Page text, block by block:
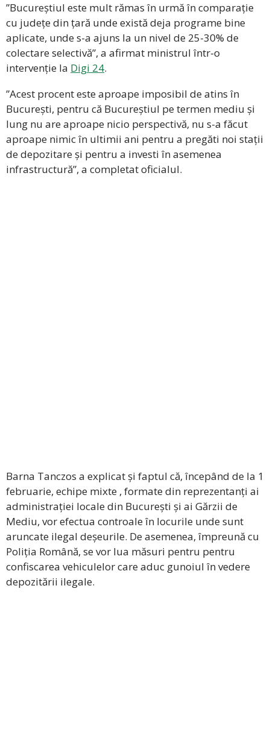
”Bucureștiul este mult rămas în urmă în comparație
cu județe din țară unde există deja programe bine
aplicate, unde s-a ajuns la un nivel de 25-30% de
colectare selectivă”, a afirmat ministrul într-o
intervenție la Digi 24.
”Acest procent este aproape imposibil de atins în
București, pentru că Bucureștiul pe termen mediu și
lung nu are aproape nicio perspectivă, nu s-a făcut
aproape nimic în ultimii ani pentru a pregăti noi stații
de depozitare și pentru a investi în asemenea
infrastructură”, a completat oficialul.
Barna Tanczos a explicat și faptul că, începând de la 1
februarie, echipe mixte , formate din reprezentanți ai
administrației locale din București și ai Gărzii de
Mediu, vor efectua controale în locurile unde sunt
aruncate ilegal deșeurile. De asemenea, împreună cu
Poliția Română, se vor lua măsuri pentru pentru
confiscarea vehiculelor care aduc gunoiul în vedere
depozitării ilegale.